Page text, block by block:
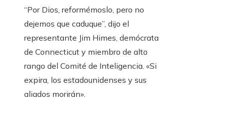
“Por Dios, reformémoslo, pero no
dejemos que caduque”, dijo el
representante Jim Himes, demócrata
de Connecticut y miembro de alto
rango del Comité de Inteligencia. «Si
expira, los estadounidenses y sus
aliados morirán».